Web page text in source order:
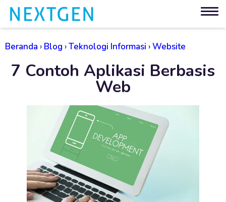
Beranda › Blog ›Teknologi Informasi ›Website
7 Contoh Aplikasi Berbasis
Web